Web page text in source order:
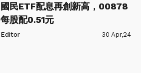
國民ETF配息再創新高，00878
每股配0.51元
Editor 30 Apr,24